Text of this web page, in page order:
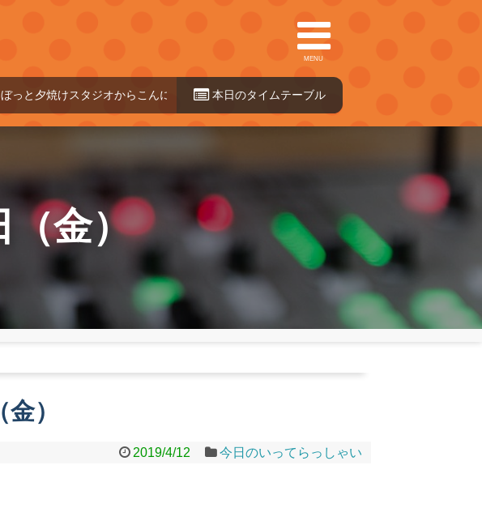
MENU
夕焼けスタジオからこんにちは（第1） 10:00～14:00
本日のタイ ムテーブル
（金）
）
2019/4/12 今日のいってらっしゃい